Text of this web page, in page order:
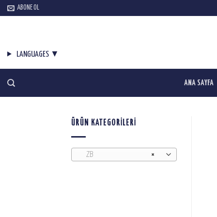
Skip
ABONE OL
LANGUAGES ▼
ANA SAYFA
ÜRÜN KATEGORILERI
×
ZB